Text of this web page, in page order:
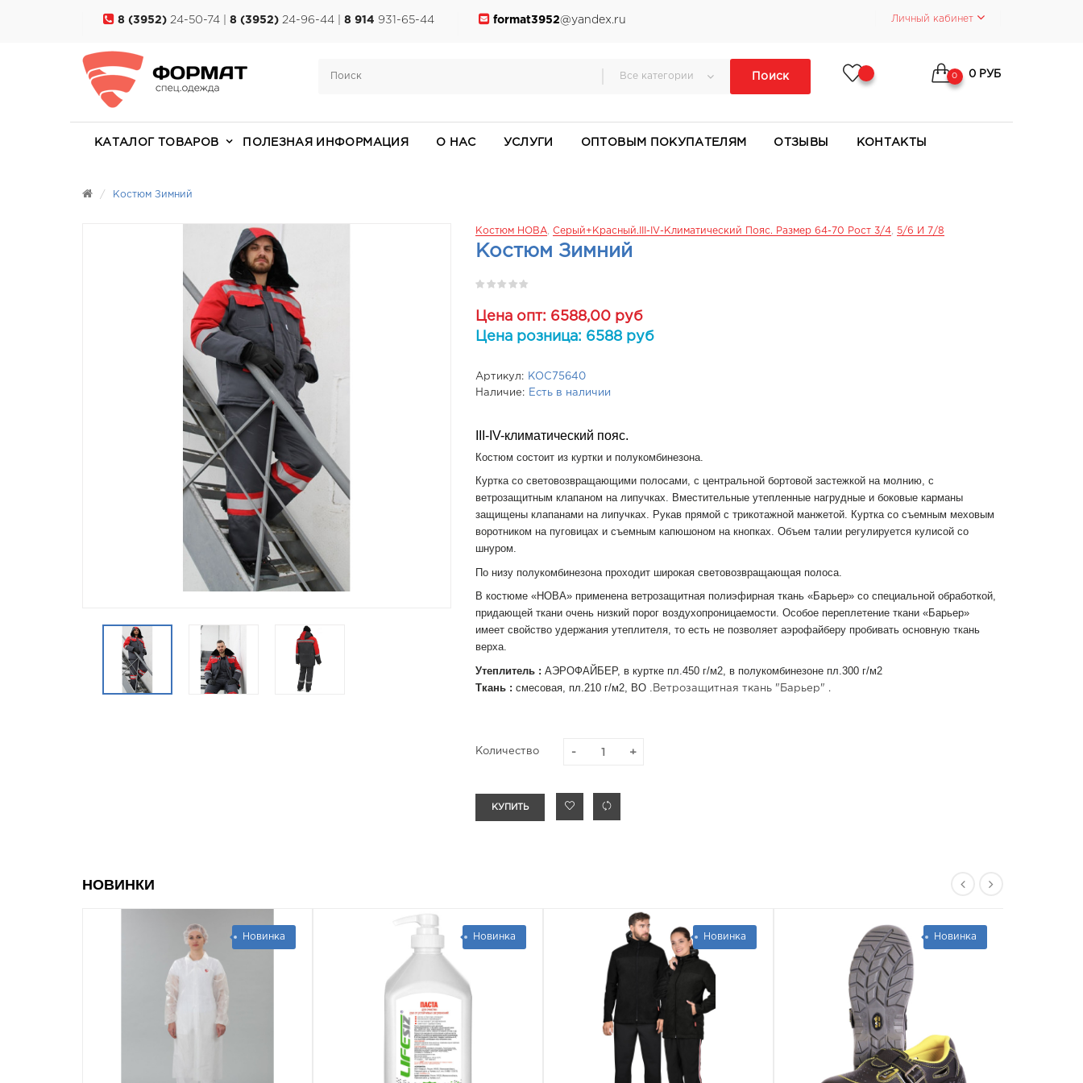
8 (3952) 24-50-74 | 8 (3952) 24-96-44 | 8 914 931-65-44 format3952@yandex.ru Личный кабинет
Все категории Поиск 0 0 РУБ
КАТАЛОГ ТОВАРОВ ПОЛЕЗНАЯ ИНФОРМАЦИЯ О НАС УСЛУГИ ОПТОВЫМ ПОКУПАТЕЛЯМ ОТЗЫВЫ КОНТАКТЫ
Костюм Зимний
Костюм НОВА, Серый+красный.III-IV-Климатический Пояс. Размер 64-70 Рост 3/4, 5/6 И 7/8
Костюм Зимний
Цена опт: 6588,00 руб
Цена розница: 6588 руб
Артикул:
КОС75640
Наличие:
Есть в наличии
III-IV-климатический пояс.
Костюм состоит из куртки и полукомбинезона.
Куртка со световозвращающими полосами, с центральной бортовой застежкой на молнию, с
ветрозащитным клапаном на липучках. Вместительные утепленные нагрудные и боковые карманы
защищены клапанами на липучках. Рукав прямой с трикотажной манжетой. Куртка со съемным меховым
воротником на пуговицах и съемным капюшоном на кнопках. Объем талии регулируется кулисой со
шнуром.
По низу полукомбинезона проходит широкая световозвращающая полоса.
В костюме «НОВА» применена ветрозащитная полиэфирная ткань «Барьер» со специальной обработкой,
придающей ткани очень низкий порог воздухопроницаемости. Особое переплетение ткани «Барьер»
имеет свойство удержания утеплителя, то есть не позволяет аэрофайберу пробивать основную ткань
верха.
Утеплитель : АЭРОФАЙБЕР, в куртке пл.450 г/м2, в полукомбинезоне пл.300 г/м2
Ткань : смесовая, пл.210 г/м2, ВО . Ветрозащитная ткань "Барьер" .
Количество
КУПИТЬ
НОВИНКИ
Новинка Новинка Новинка Новинка